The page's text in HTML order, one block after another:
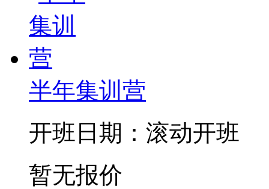
半年集训营
开班日期：滚动开班
暂无报价